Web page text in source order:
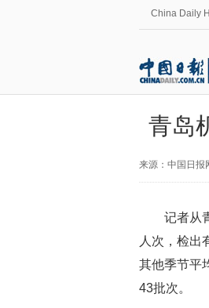
China Daily
青岛
来源：中国日报
记者从
人次，检出
其他季节平
43批次。